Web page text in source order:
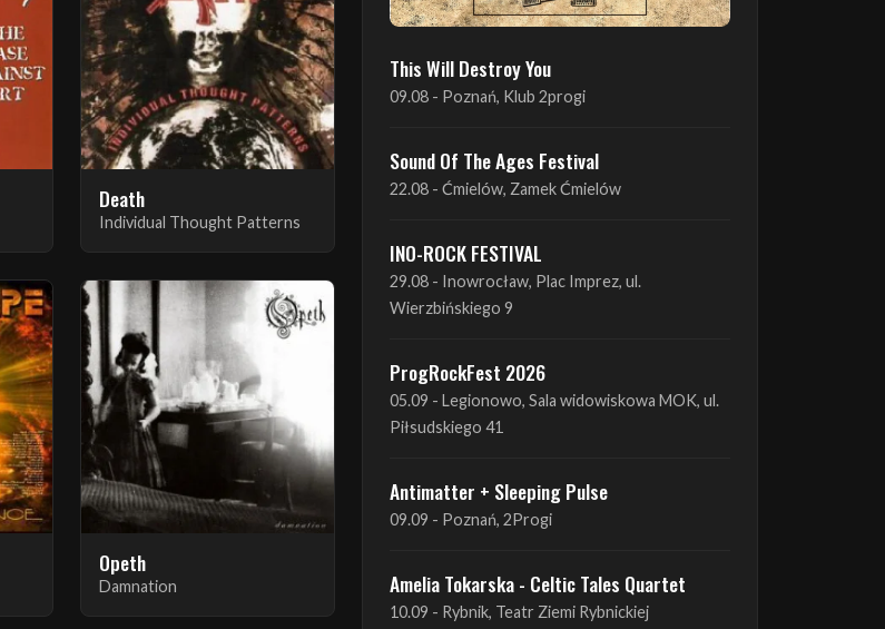
Death
Individual Thought Patterns
Opeth
Damnation
09.08 - Poznań, Klub 2progi
Sound Of The Ages Festival
22.08 - Ćmielów, Zamek Ćmielów
INO-ROCK FESTIVAL
29.08 - Inowrocław, Plac Imprez, ul.
ProgRockFest 2026
05.09 - Legionowo, Sala widowiskowa MOK, ul.
Antimatter + Sleeping Pulse
09.09 - Poznań, 2Progi
Amelia Tokarska - Celtic Tales Quartet
10.09 - Rybnik, Teatr Ziemi Rybnickiej
Antimatter + Sleeping Pulse
10.09 - Gdańsk, Drizzly Grizzly